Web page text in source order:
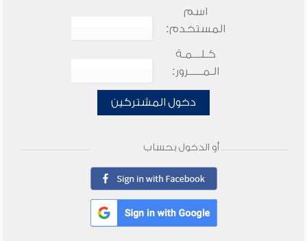
اسم
المستخدم:
كـلـــمـة
الـمـــــرور:
دخول المشتركين
أو الدخول بحساب